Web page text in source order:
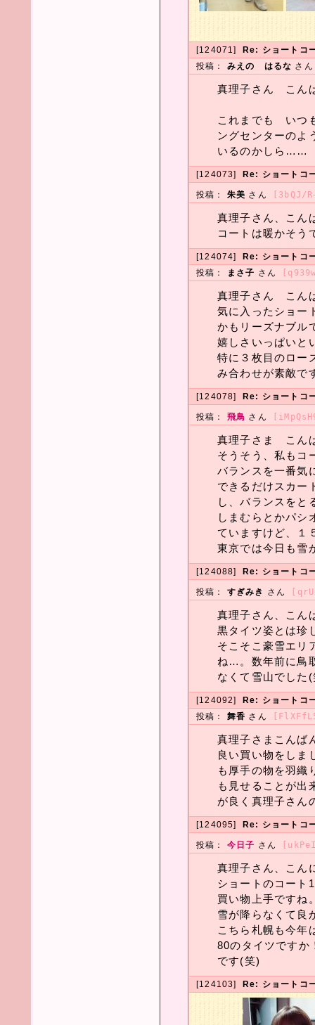
[124071]
Re: ショートコ
投稿： みえの はるな さ
真理子さん こん
これまでも いつ
ングセンターの
いるのかしら……
[124073] Re: ショートコ
投稿： 朱美 さん [3bQJ/
真理子さん、こん
コートは暖かそう
[124074]
Re: ショートコ
投稿：
まさ子 さん
真理子さん こん
気に入ったショー
かもリーズナブル
嬉しさいっぱいと
特に３枚目のロー
み合わせが素敵で
[124078] Re: ショートコ
投稿： 飛鳥 さん
真理子さま こん
そうそう、私もコ
バランスを一番気
できるだけスカー
し、バランスをと
しまむらとかパシ
ていますけど、１
東京では今日も雪
[124088] Re: ショートコ
投稿： すぎみき さん
真理子さん、こん
黒タイツ姿とは珍
そこそこ豪雪エリ
ね…。数年前に鳥
なくて雪山でした
[124092]
Re: ショートコ
投稿： 舞香 さん
真理子さまこんば
良い買い物をしま
も厚手の物を羽織
も見せることが出
が良く真理子さん
[124095] Re: ショートコ
投稿： 今日子 さん
真理子さん、こん
ショートのコート
買い物上手ですね
雪が降らなくて良
こちら札幌も今年
80のタイツですか
です(笑)
[124103] Re: ショートコ